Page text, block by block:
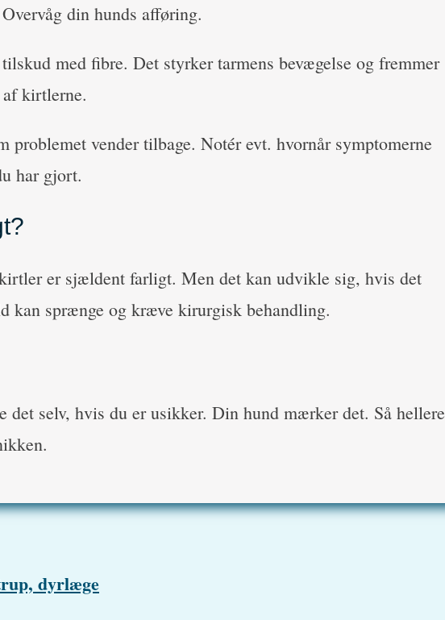
din hunds afføring.
med fibre. Det styrker tarmens bevægelse og fremmer
kirtlerne.
problemet vender tilbage. Notér evt. hvornår symptomerne
har gjort.
er sjældent farligt. Men det kan udvikle sig, hvis det
kan sprænge og kræve kirurgisk behandling.
det selv, hvis du er usikker. Din hund mærker det. Så hellere
dyrlæge